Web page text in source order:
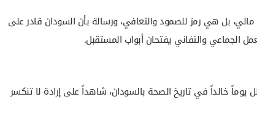
بل هي رمز للصمود والتعافي، ورسالة بأن السودان قادر على
الجماعي والتفاني يفتحان أبواب المستقبل.
خالداً في تاريخ الصحة بالسودان، شاهداً على إرادة لا تنكسر